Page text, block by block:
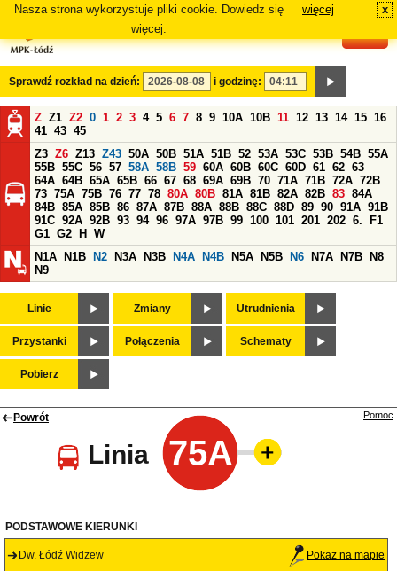
Nasza strona wykorzystuje pliki cookie. Dowiedz się
więcej.
więcej x
Sprawdź rozkład na dzień: i godzinę:
Z Z1 Z2 0 1 2 3 4 5 6 7 8 9 10A 10B 11 12 13 14 15 16
41 43 45
Z3 Z6 Z13 Z43 50A 50B 51A 51B 52 53A 53C 53B 54B 55A
55B 55C 56 57 58A 58B 59 60A 60B 60C 60D 61 62 63
64A 64B 65A 65B 66 67 68 69A 69B 70 71A 71B 72A 72B
73 75A 75B 76 77 78 80A 80B 81A 81B 82A 82B 83 84A
84B 85A 85B 86 87A 87B 88A 88B 88C 88D 89 90 91A 91B
91C 92A 92B 93 94 96 97A 97B 99 100 101 201 202 6.
F1
G1 G2 H
W
N1A
N1B N2 N3A N3B N4A N4B N5A N5B N6 N7A N7B
N8
N9
Linie Zmiany Utrudnienia
Przystanki Połączenia Schematy
Pobierz
Powrót
Linia 75A
Pomoc
PODSTAWOWE KIERUNKI
Dw. Łódź Widzew Pokaż na mapie